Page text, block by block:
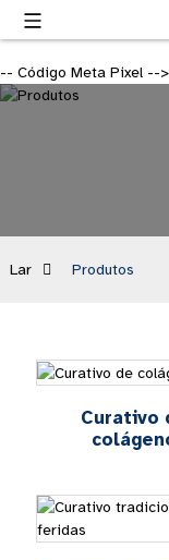
-- Código Meta Pixel -->
Lar Produtos
Curativo